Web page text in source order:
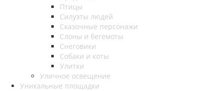
Птицы
Силуэты людей
Сказочные персонажи
Слоны и бегемоты
Снеговики
Собаки и коты
Улитки
Уличное освещение
Уникальные площадки